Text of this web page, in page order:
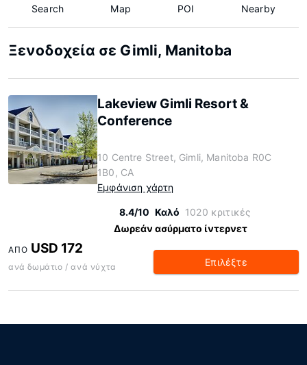
Search Map POI Nearby
Ξενοδοχεία σε Gimli, Manitoba
Lakeview Gimli Resort &
Conference
10 Centre Street, Gimli, Manitoba R0C
1B0, CA
Εμφάνιση χάρτη
8.4/10 Καλό 1020 κριτικές
Δωρεάν ασύρματο ίντερνετ
ΑΠΌ USD 172
ανά δωμάτιο / ανά νύχτα Επιλέξτε